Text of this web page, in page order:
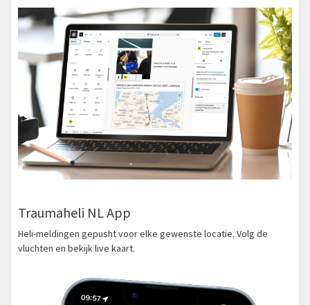
Traumaheli NL App
Heli-meldingen gepusht voor elke gewenste locatie. Volg de
vluchten en bekijk live kaart.